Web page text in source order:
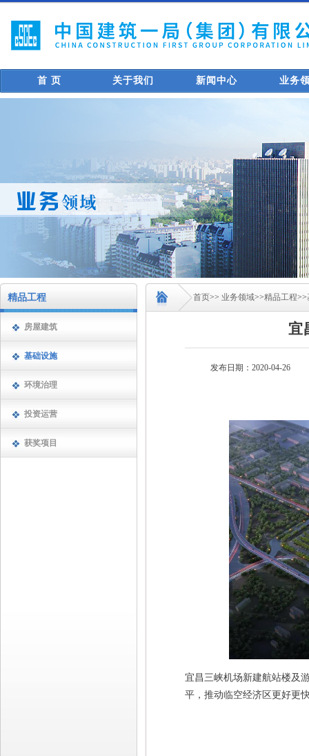
首 页 关于我们 新闻中心 业务
精品工程
房屋建筑
基础设施
环境治理
投资运营
获奖项目
首页>> 业务领域>>精品工程>>
宜
发布日期：2020-04-26
宜昌三峡机场新建航站楼及
平，推动临空经济区更好更